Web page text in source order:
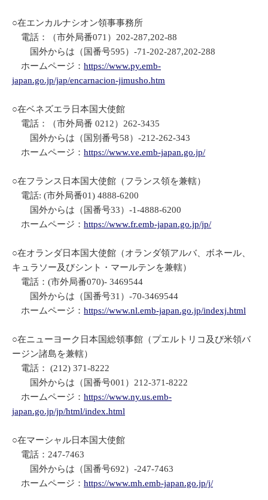
○在エンカルナシオン領事事務所
電話：（市外局番071）202-287,202-88
国外からは（国番号595）-71-202-287,202-288
ホームページ： https://www.py.emb-
japan.go.jp/jap/encarnacion-jimusho.htm
○在ベネズエラ日本国大使館
電話：（市外局番 0212）262-3435
国外からは（国別番号58）-212-262-343
ホームページ： https://www.ve.emb-japan.go.jp/
○在フランス日本国大使館（フランス領を兼轄）
電話: (市外局番01) 4888-6200
国外からは（国番号33）-1-4888-6200
ホームページ： https://www.fr.emb-japan.go.jp/jp/
○在オランダ日本国大使館（オランダ領アルバ、ボネール、
キュラソー及びシント・マールテンを兼轄）
電話：(市外局番070)- 3469544
国外からは（国番号31）-70-3469544
ホームページ： https://www.nl.emb-japan.go.jp/indexj.html
○在ニューヨーク日本国総領事館（プエルトリコ及び米領バ
ージン諸島を兼轄）
電話： (212) 371-8222
国外からは（国番号001）212-371-8222
ホームページ： https://www.ny.us.emb-
japan.go.jp/jp/html/index.html
○在マーシャル日本国大使館
電話：247-7463
国外からは（国番号692）-247-7463
ホームページ： https://www.mh.emb-japan.go.jp/j/